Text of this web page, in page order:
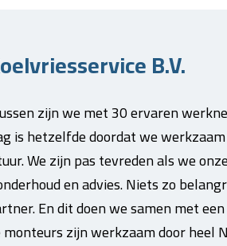
B.V.
zijn we met 30 ervaren
is hetzelfde doordat we
We zijn pas tevreden als we
en advies. Niets zo
En dit doen we samen met
zijn werkzaam door heel